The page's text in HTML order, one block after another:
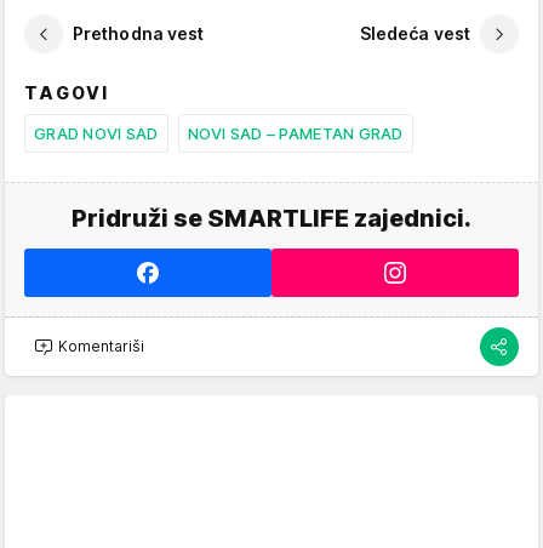
Prethodna vest Sledeća vest
TAGOVI
GRAD NOVI SAD NOVI SAD – PAMETAN GRAD
Pridruži se SMARTLIFE zajednici.
Komentariši